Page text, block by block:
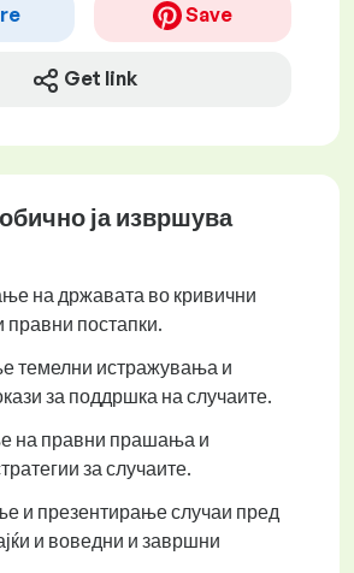
Save
Get link
ја извршува
на државата во кривични
правни постапки.
темелни истражувања и
за поддршка на случаите.
на правни прашања и
за случаите.
и презентирање случаи пред
и воведни и завршни